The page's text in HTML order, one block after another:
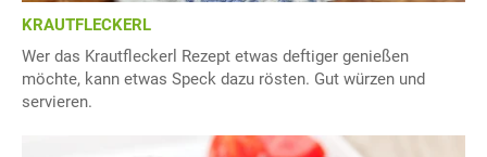
KRAUTFLECKERL
Wer das Krautfleckerl Rezept etwas deftiger genießen
möchte, kann etwas Speck dazu rösten. Gut würzen und
servieren.